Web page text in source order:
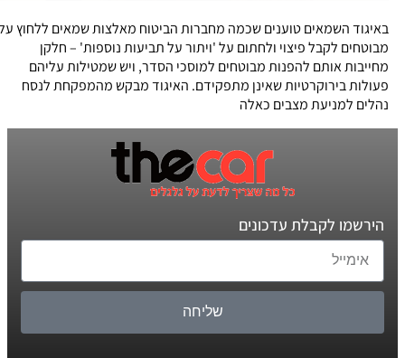
באיגוד השמאים טוענים שכמה מחברות הביטוח מאלצות שמאים ללחוץ על
מבוטחים לקבל פיצוי ולחתום על 'ויתור על תביעות נוספות' – חלקן
מחייבות אותם להפנות מבוטחים למוסכי הסדר, ויש שמטילות עליהם
פעולות בירוקרטיות שאינן מתפקידם. האיגוד מבקש מהמפקחת לנסח
נהלים למניעת מצבים כאלה
הירשמו לקבלת עדכונים
שליחה